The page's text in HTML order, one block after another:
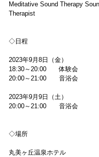
Meditative Sound Therapy
Therapist
◇日程
2023年9月8日（金）
18:30～20:00　　体験会
20:00～21:00　　音浴会
2023年9月9日（土）
20:00～21:00　　音浴会
◇場所
丸美ヶ丘温泉ホテル